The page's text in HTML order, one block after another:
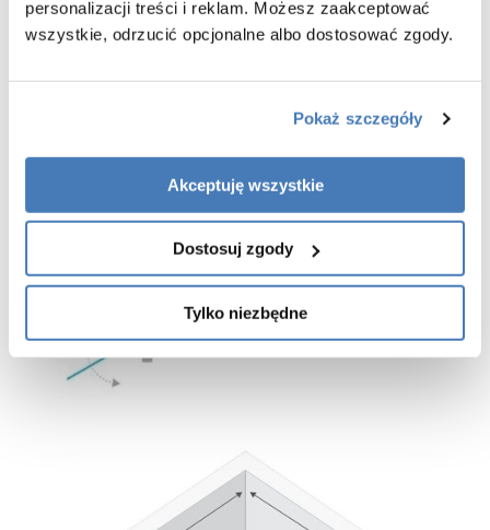
personalizacji treści i reklam. Możesz zaakceptować
wszystkie, odrzucić opcjonalne albo dostosować zgody.
Pokaż szczegóły
Akceptuję wszystkie
Dostosuj zgody
Tylko niezbędne
szczelności, jednak jej montaż nie jest koniecznością
- listwa progowa oraz dodatkowa uszczelka znajdują się w zestawie